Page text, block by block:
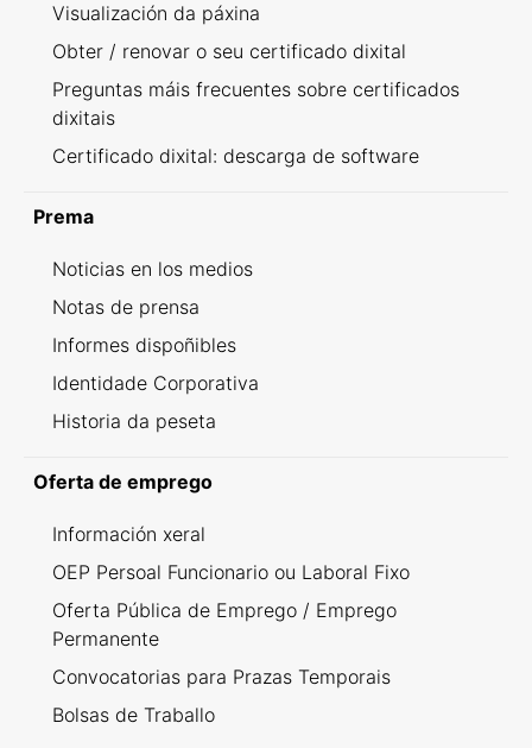
Visualización da páxina
Obter / renovar o seu certificado dixital
Preguntas máis frecuentes sobre certificados
dixitais
Certificado dixital: descarga de software
Prema
Noticias en los medios
Notas de prensa
Informes dispoñibles
Identidade Corporativa
Historia da peseta
Oferta de emprego
Información xeral
OEP Persoal Funcionario ou Laboral Fixo
Oferta Pública de Emprego / Emprego
Permanente
Convocatorias para Prazas Temporais
Bolsas de Traballo